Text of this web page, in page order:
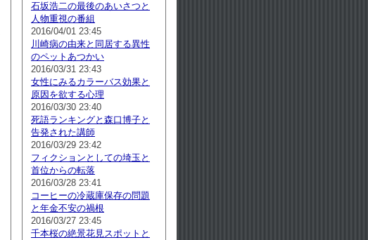
石坂浩二の最後のあいさつと
人物重視の番組
2016/04/01 23:45
川崎病の由来と同居する異性
のペットあつかい
2016/03/31 23:43
女性にみるカラーバス効果と
原因を欲する心理
2016/03/30 23:40
死語ランキングと森口博子と
告発された講師
2016/03/29 23:42
フィクションとしての埼玉と
首位からの転落
2016/03/28 23:41
コーヒーの冷蔵庫保存の問題
と年金不安の禍根
2016/03/27 23:45
千本桜の絶景花見スポットと